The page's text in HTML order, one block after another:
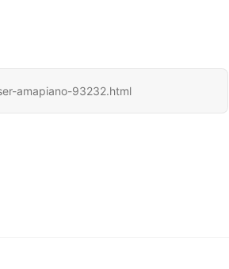
amapiano-93232.html